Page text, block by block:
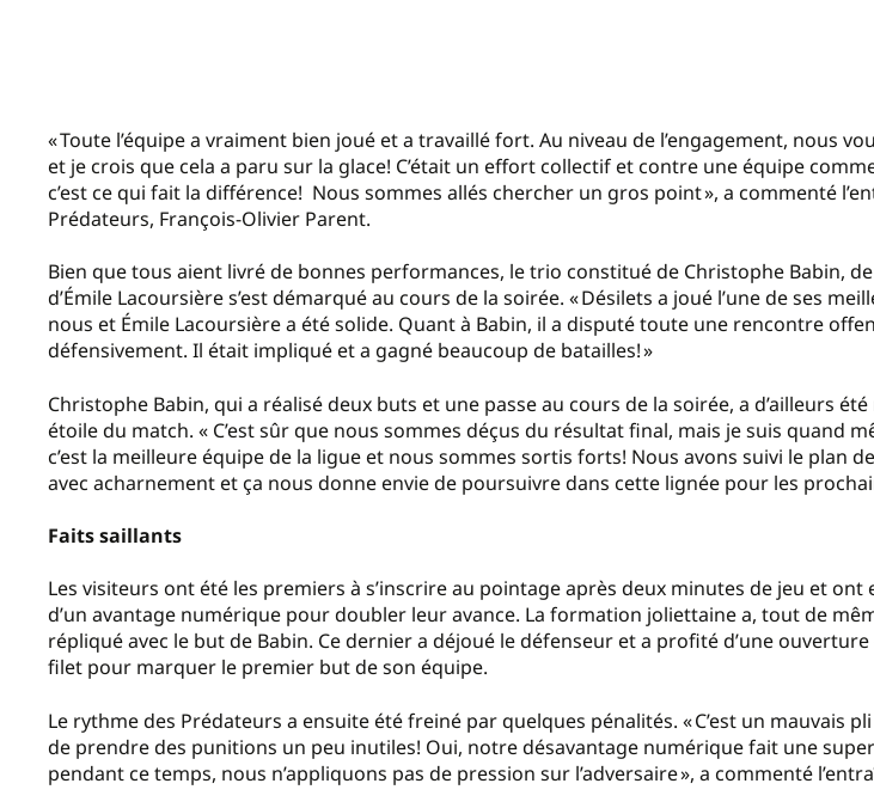
« Toute l’équipe a vraiment bien joué et a travaillé fort. Au niveau de l’engagement, nous
et je crois que cela a paru sur la glace! C’était un effort collectif et contre une équipe
c’est ce qui fait la différence! Nous sommes allés chercher un gros point », a commenté
Prédateurs, François-Olivier Parent.
Bien que tous aient livré de bonnes performances, le trio constitué de Christophe Babin,
d’Émile Lacoursière s’est démarqué au cours de la soirée. « Désilets a joué l’une de ses
nous et Émile Lacoursière a été solide. Quant à Babin, il a disputé toute une rencontre
défensivement. Il était impliqué et a gagné beaucoup de batailles! »
Christophe Babin, qui a réalisé deux buts et une passe au cours de la soirée, a d’ailleurs
étoile du match. « C’est sûr que nous sommes déçus du résultat final, mais je suis quand
c’est la meilleure équipe de la ligue et nous sommes sortis forts! Nous avons suivi le plan
avec acharnement et ça nous donne envie de poursuivre dans cette lignée pour les
Faits saillants
Les visiteurs ont été les premiers à s’inscrire au pointage après deux minutes de jeu et
d’un avantage numérique pour doubler leur avance. La formation joliettaine a, tout de
répliqué avec le but de Babin. Ce dernier a déjoué le défenseur et a profité d’une
filet pour marquer le premier but de son équipe.
Le rythme des Prédateurs a ensuite été freiné par quelques pénalités. « C’est un mauvais
de prendre des punitions un peu inutiles! Oui, notre désavantage numérique fait une
pendant ce temps, nous n’appliquons pas de pression sur l’adversaire », a commenté